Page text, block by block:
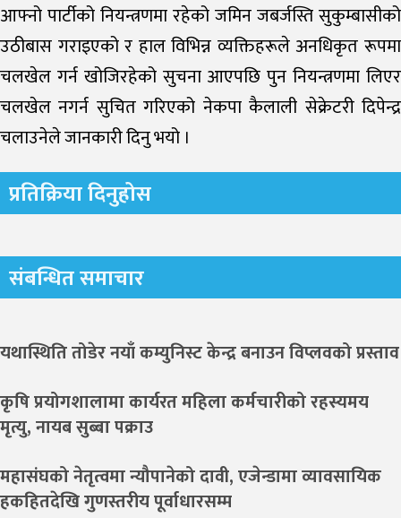
आफ्नो पार्टीको नियन्त्रणमा रहेको जमिन जबर्जस्ति सुकुम्बासीको
उठीबास गराइएको र हाल विभिन्न व्यक्तिहरूले अनधिकृत रूपमा
चलखेल गर्न खोजिरहेको सुचना आएपछि पुन नियन्त्रणमा लिएर
चलखेल नगर्न सुचित गरिएको नेकपा कैलाली सेक्रेटरी दिपेन्द्र
चलाउनेले जानकारी दिनु भयो ।
प्रतिक्रिया दिनुहोस
संबन्धित समाचार
यथास्थिति तोडेर नयाँ कम्युनिस्ट केन्द्र बनाउन विप्लवको प्रस्ताव
कृषि प्रयोगशालामा कार्यरत महिला कर्मचारीको रहस्यमय
मृत्यु, नायब सुब्बा पक्राउ
महासंघको नेतृत्वमा न्यौपानेको दावी, एजेन्डामा व्यावसायिक
हकहितदेखि गुणस्तरीय पूर्वाधारसम्म